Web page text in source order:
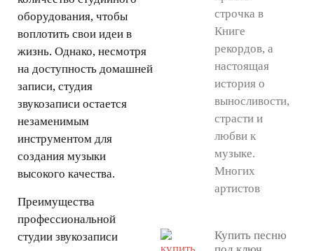
оборудования, чтобы
воплотить свои идеи в
жизнь. Однако, несмотря
на доступность домашней
записи, студия
звукозаписи остается
незаменимым
инструментом для
создания музыки
высокого качества.
Преимущества
профессиональной
студии звукозаписи
строчка в
Книге
рекордов, а
настоящая
история о
выносливости,
страсти и
любви к
музыке.
Многих
артистов
Купить песню